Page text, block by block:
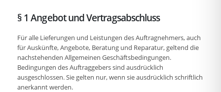
§ 1 Angebot und Vertragsabschluss
Für alle Lieferungen und Leistungen des Auftragnehmers, auch
für Auskünfte, Angebote, Beratung und Reparatur, geltend die
nachstehenden Allgemeinen Geschäftsbedingungen.
Bedingungen des Auftraggebers sind ausdrücklich
ausgeschlossen. Sie gelten nur, wenn sie ausdrücklich schriftlich
anerkannt werden.